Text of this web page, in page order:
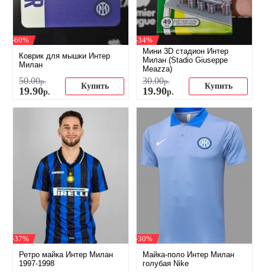
-60%
Коврик для мышки Интер
Милан
50.00р.
19.90р.
Купить
-34%
Мини 3D стадион Интер
Милан (Stadio Giuseppe
Meazza)
30.00р.
19.90р.
Купить
-37%
Ретро майка Интер Милан
1997-1998
-30%
Майка-поло Интер Милан
голубая Nike